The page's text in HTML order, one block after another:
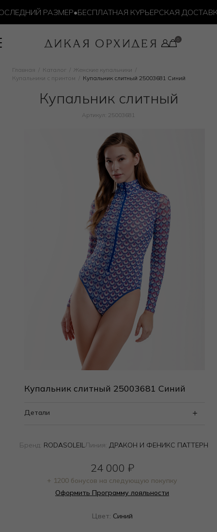
РАЗМЕР•БЕСПЛАТНАЯ КУРЬЕРСКАЯ ДОСТАВКА
Главная Каталог
Женские купальники
Купальники с принтом
Купальник слитный 25003681 Синий
Купальник слитный
Артикул: 25003681
Купальник слитный 25003681 Синий
Детали
Бренд: RODASOLEILЛиния: ДРАКОН И ФЕНИКС ПАТТЕРН
24 000 ₽
+ 1200 бонусов на следующую покупку
Оформить Программу лояльности
Цвет: Синий